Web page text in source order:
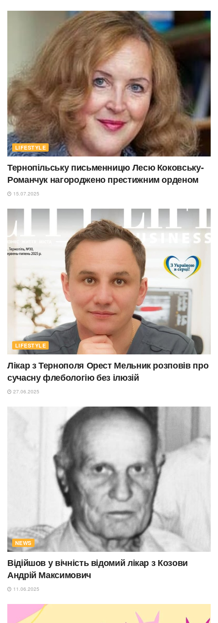
LIFESTYLE
Тернопільську письменницю Лесю Коковську-
Романчук нагороджено престижним орденом
15.07.2025
LIFESTYLE
Лікар з Тернополя Орест Мельник розповів про
сучасну флебологію без ілюзій
27.06.2025
NEWS
Відійшов у вічність відомий лікар з Козови
Андрій Максимович
11.06.2025